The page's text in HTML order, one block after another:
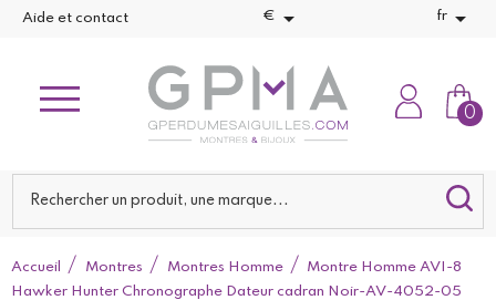
Aide et contact €  fr 
0
Accueil Montres Montres Homme
Montre Homme AVI-8
Hawker Hunter Chronographe Dateur cadran Noir-AV-4052-05